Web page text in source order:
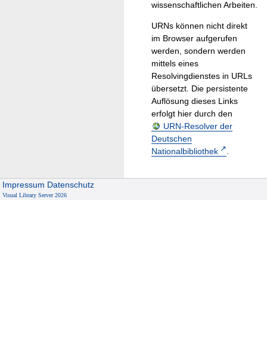
wissenschaftlichen Arbeiten.
URNs können nicht direkt
im Browser aufgerufen
werden, sondern werden
mittels eines
Resolvingdienstes in URLs
übersetzt. Die persistente
Auflösung dieses Links
erfolgt hier durch den
URN-Resolver der
Deutschen
Nationalbibliothek
.
Impressum Datenschutz
Visual Library Server 2026